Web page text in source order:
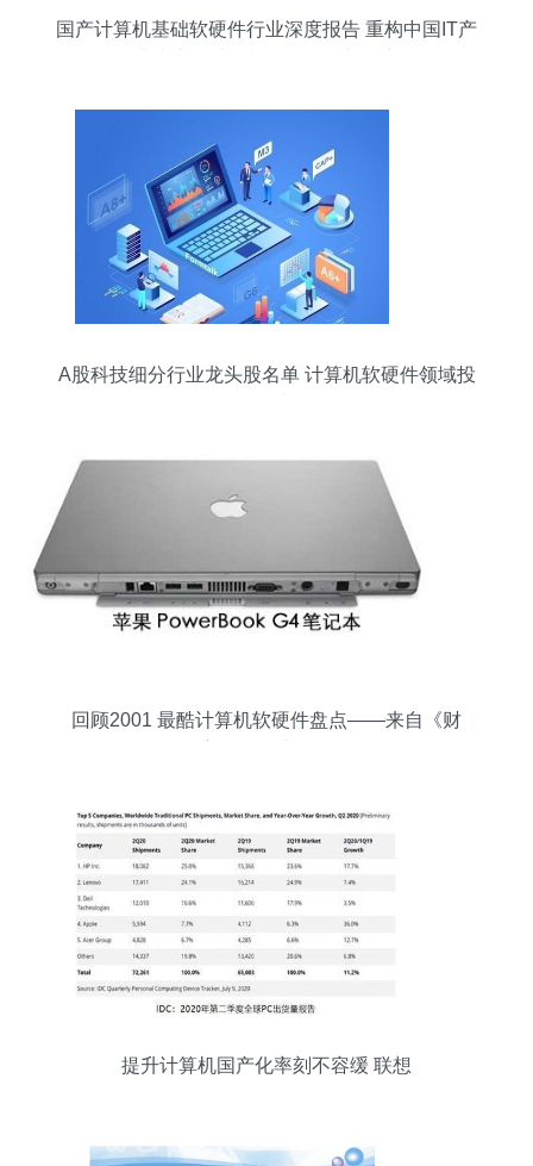
国产计算机基础软硬件行业深度报告 重构中国IT产
A股科技细分行业龙头股名单 计算机软硬件领域投
回顾2001 最酷计算机软硬件盘点——来自《财
提升计算机国产化率刻不容缓 联想